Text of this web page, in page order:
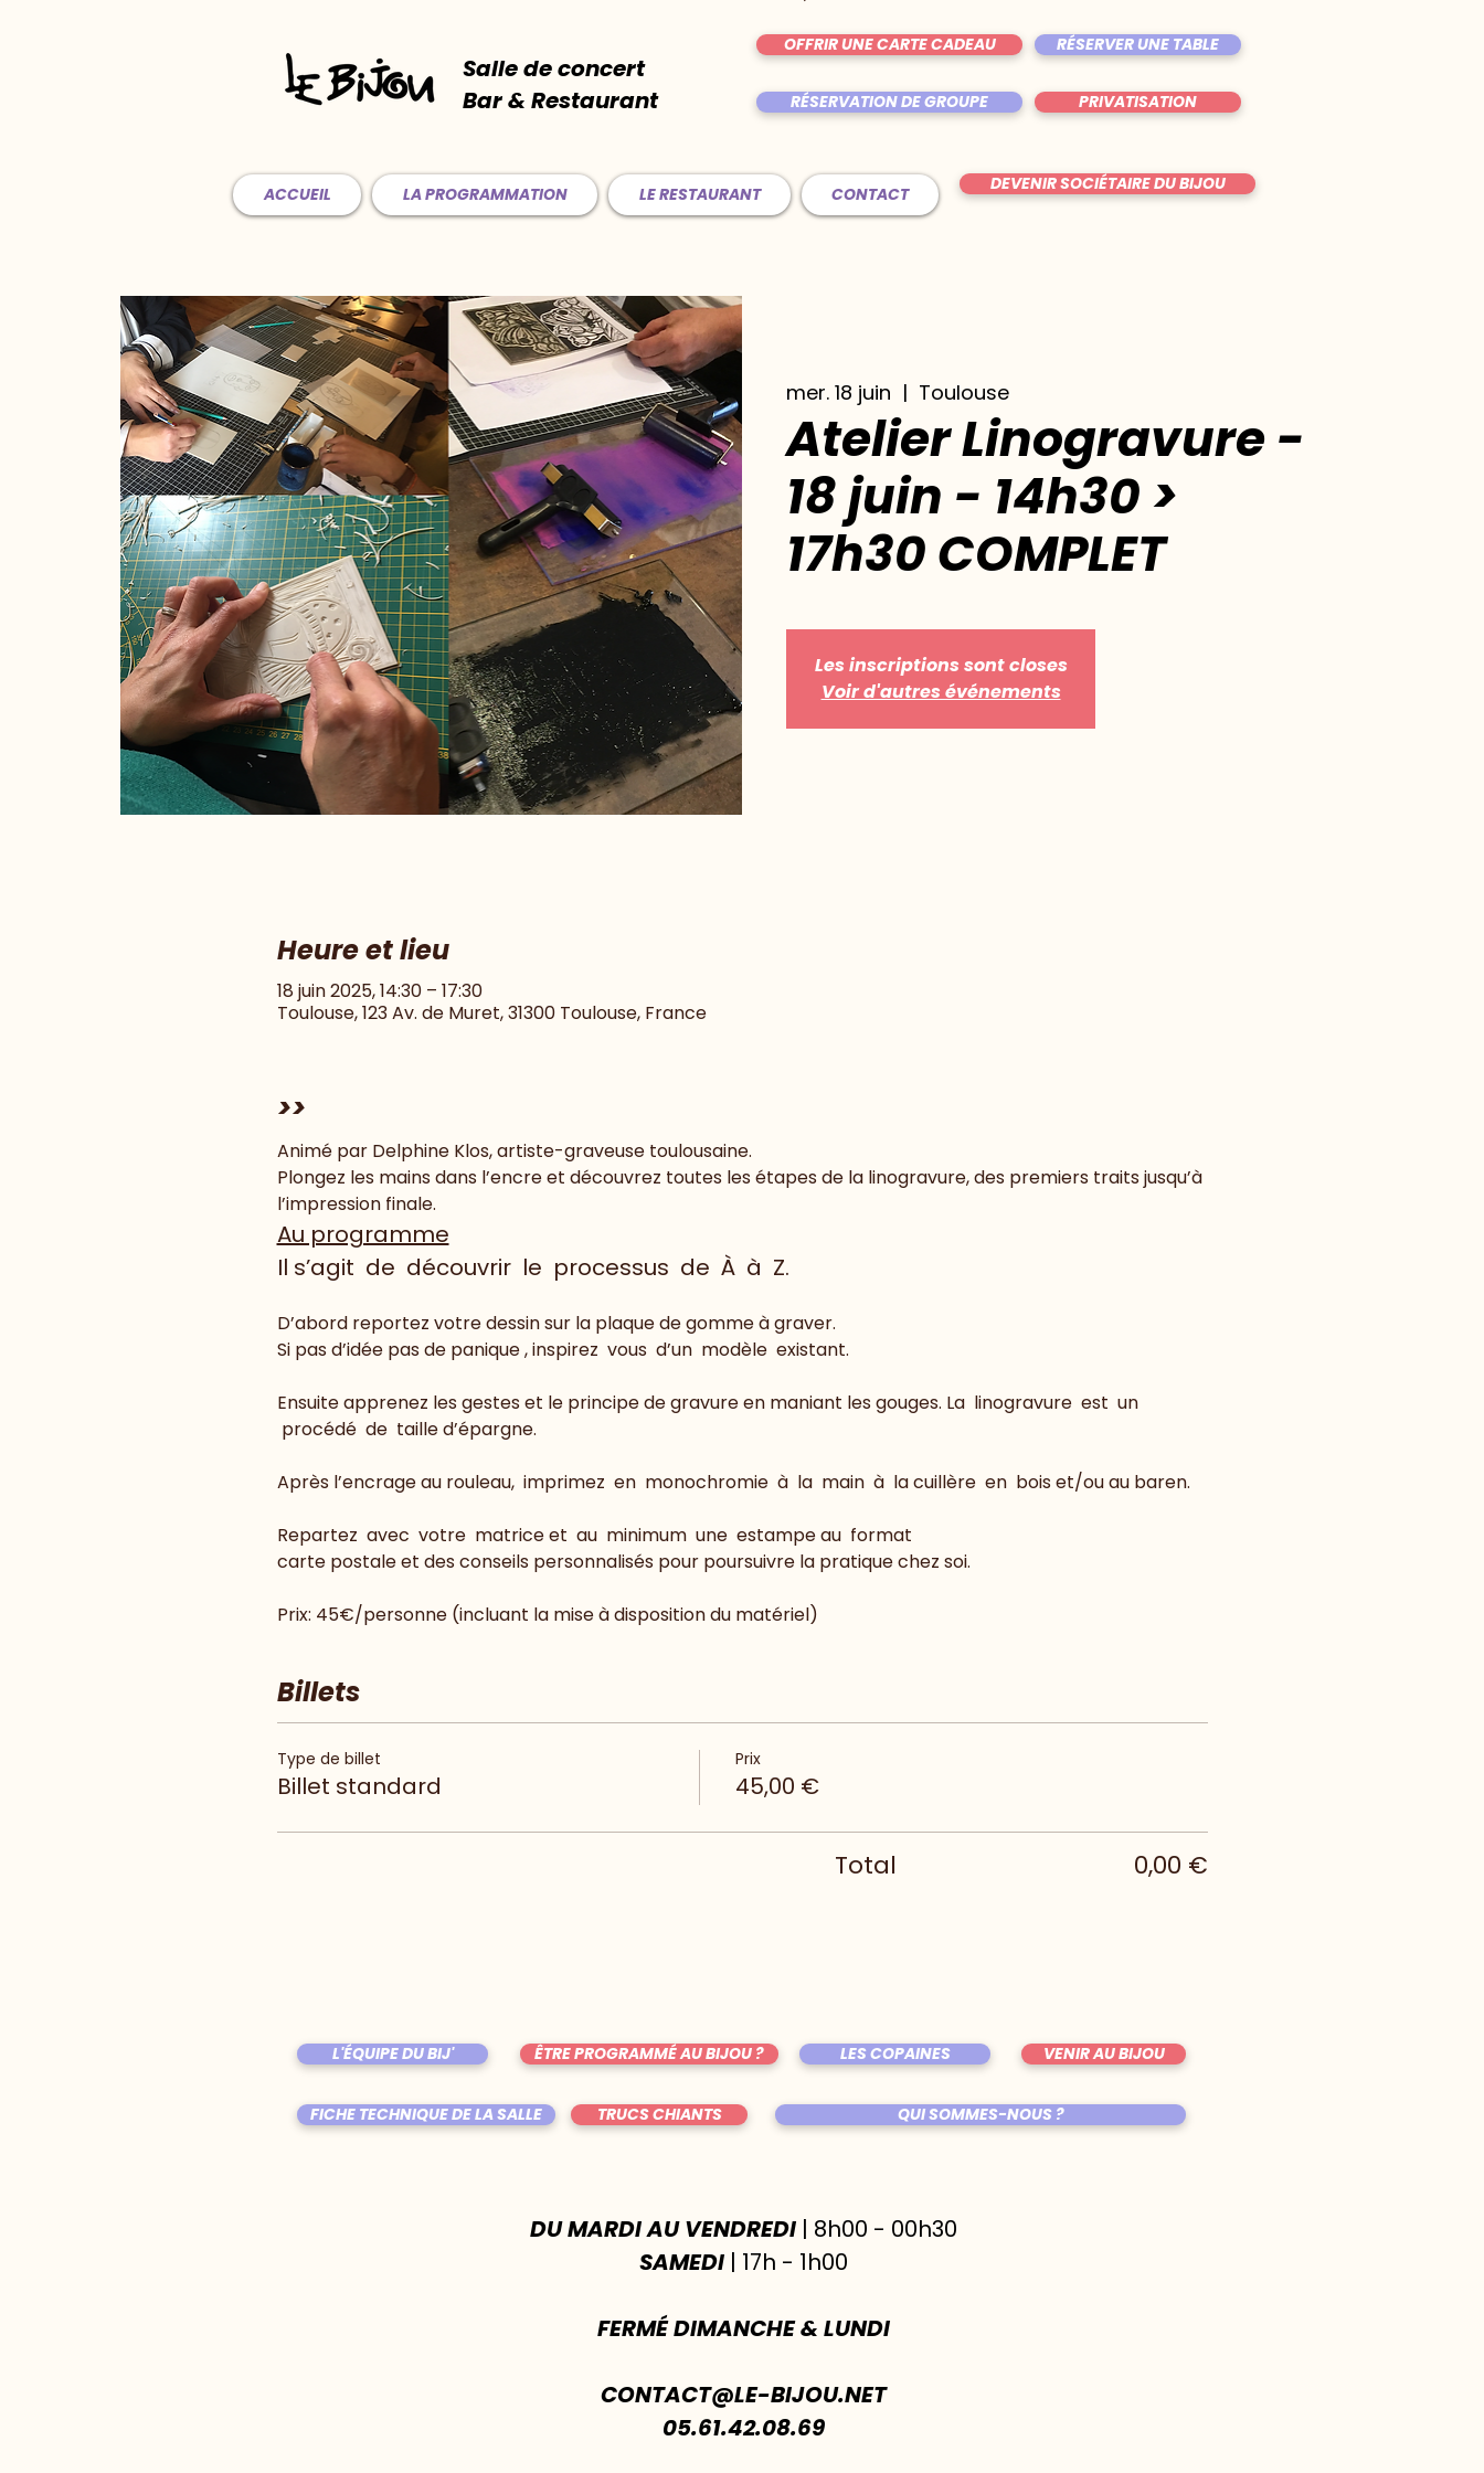
Salle de concert
Bar & Restaurant
OFFRIR UNE CARTE CADEAU RÉSERVER UNE TABLE
RÉSERVATION DE GROUPE PRIVATISATION
ACCUEIL LA PROGRAMMATION LE RESTAURANT CONTACT DEVENIR SOCIÉTAIRE DU BIJOU
mer. 18 juin
  |
Toulouse
Atelier Linogravure -
18 juin - 14h30 >
17h30 COMPLET
Les inscriptions sont closes
Voir d'autres événements
Heure et lieu
18 juin 2025, 14:30 – 17:30
Toulouse, 123 Av. de Muret, 31300 Toulouse, France
>>
Animé par Delphine Klos, artiste-graveuse toulousaine.
Plongez les mains dans l’encre et découvrez toutes les étapes de la linogravure, des premiers traits jusqu’à
l’impression finale.
Au programme
Il s’agit  de  découvrir  le  processus  de  À  à  Z.
D’abord reportez votre dessin sur la plaque de gomme à graver.
Si pas d’idée pas de panique , inspirez  vous  d’un  modèle  existant.
Ensuite apprenez les gestes et le principe de gravure en maniant les gouges. La  linogravure  est  un
procédé  de  taille d’épargne.
Après l’encrage au rouleau,  imprimez  en  monochromie  à  la  main  à  la cuillère  en  bois et/ou au baren.
Repartez  avec  votre  matrice et  au  minimum  une  estampe au  format
carte postale et des conseils personnalisés pour poursuivre la pratique chez soi.
Prix: 45€/personne (incluant la mise à disposition du matériel)
Billets
Type de billet
Billet standard
Prix
45,00 €
Total 0,00 €
L'ÉQUIPE DU BIJ' ÊTRE PROGRAMMÉ AU BIJOU ? LES COPAINES VENIR AU BIJOU
FICHE TECHNIQUE DE LA SALLE TRUCS CHIANTS QUI SOMMES-NOUS ?
DU MARDI AU VENDREDI| 8h00 - 00h30
SAMEDI| 17h - 1h00
FERMÉ DIMANCHE & LUNDI
CONTACT@LE-BIJOU.NET
05.61.42.08.69